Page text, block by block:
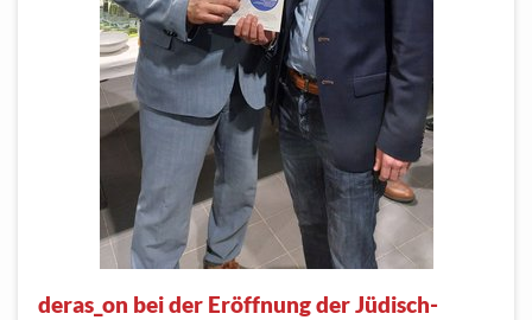
deras_on bei der Eröffnung der Jüdisch-